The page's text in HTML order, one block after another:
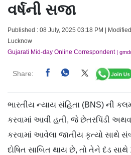
વર્ષની સજા
Published : 08 July, 2025 03:18 PM |
Lucknow
Gujarati Mid-day Online Correspondent|
Share:
ભારતીય ન્યાય સંહિતા (BNS) ની
કરવામાં આવી હતી, જે છેતરપિંડી અથવા
કરવામાં આવેલા જાતીય કૃત્યો સાથે
દોષિત સાબિત થાય છે, તો તેને દંડ